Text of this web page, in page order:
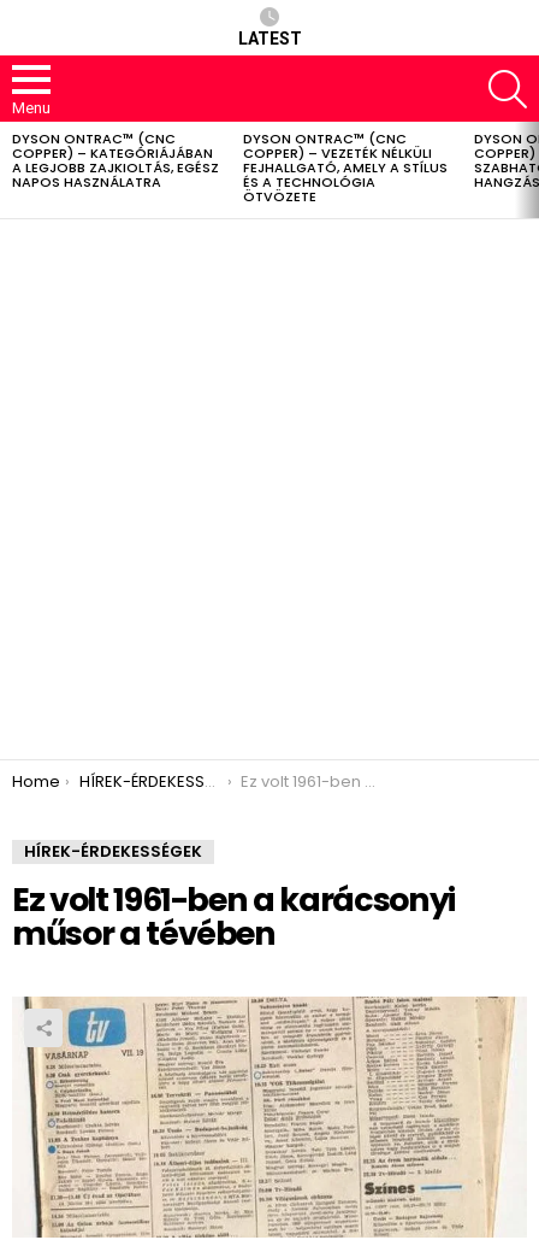
LATEST
Menu
LATEST
STORIES
DYSON ONTRAC™ (CNC
COPPER) – KATEGÓRIÁJÁBAN
A LEGJOBB ZAJKIOLTÁS, EGÉSZ
NAPOS HASZNÁLATRA
DYSON ONTRAC™ (CNC
COPPER) – VEZETÉK NÉLKÜLI
FEJHALLGATÓ, AMELY A STÍLUS
ÉS A TECHNOLÓGIA
ÖTVÖZETE
DYSON
COPPER)
You are here:
Home HÍREK-ÉRDEKESSÉGEK Ez volt 1961-ben a karácsonyi műsor a tévében
HÍREK-ÉRDEKESSÉGEK
Ez volt 1961-ben a karácsonyi
műsor a tévében